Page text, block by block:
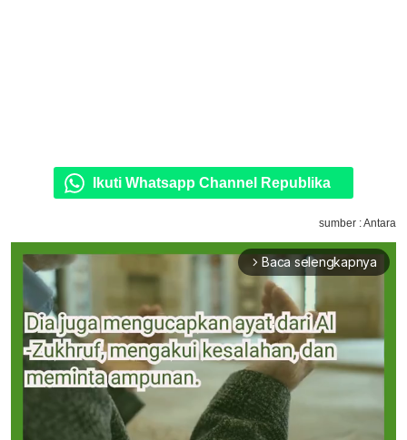
Ikuti Whatsapp Channel Republika
sumber : Antara
arrow_forward_ios Baca selengkapnya